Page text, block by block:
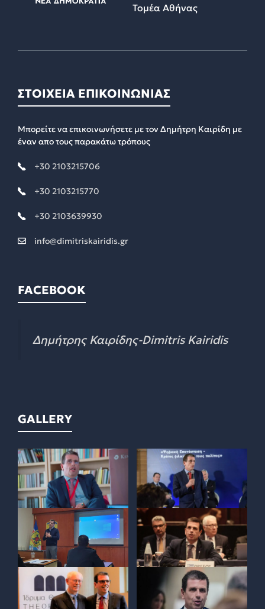
Τομέα Αθήνας
ΣΤΟΙΧΕΙΑ ΕΠΙΚΟΙΝΩΝΙΑΣ
Μπορείτε να επικοινωνήσετε με τον Δημήτρη Καιρίδη με
έναν απο τους παρακάτω τρόπους
+30 2103215706
+30 2103215770
+30 2103639930
info@dimitriskairidis.gr
FACEBOOK
Δημήτρης Καιρίδης-Dimitris Kairidis
GALLERY